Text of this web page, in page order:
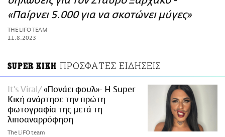
ΑΜΠΑ
PRINT
«Παίρνει 5.000 για να σκοτώνει μύγες»
THE LIFO TEAM
11.8.2023
SUPER ΚΙΚΗ ΠΡΟΣΦΑΤΕΣ ΕΙΔΗΣΕΙΣ
It's Viral
«Πονάει φουλ»- Η Super
Κική ανάρτησε την πρώτη
φωτογραφία της μετά τη
λιποαναρρόφηση
The LiFO team